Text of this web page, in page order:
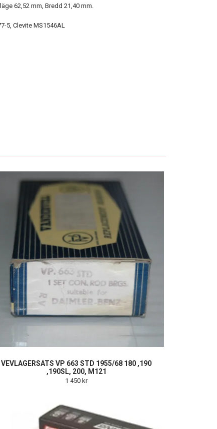
62,52 mm, Bredd 21,40 mm.
5, Clevite MS1546AL
VEVLAGERSATS VP 663 STD 1955/68 180 ,190
,190SL, 200, M121
1 450 kr